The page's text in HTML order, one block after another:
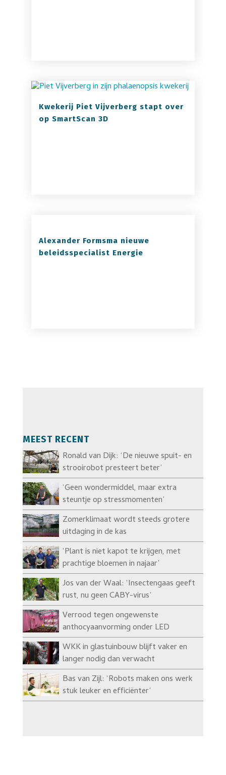
Kwekerij Piet Vijverberg stapt over
op SmartScan 3D
Alexander Formsma nieuwe
beleidsspecialist Energie
MEEST RECENT
Ronald van Dijk: ‘De nieuwe spuit- en
strooirobot presteert beter’
‘Geen wondermiddel, maar extra
steuntje op stressmomenten’
Zomerklimaat wordt steeds grotere
uitdaging in de kas
‘Plant is niet kapot te krijgen, met
prachtige bloemen in najaar’
Jos van der Waal: ‘Insectengaas geeft
rust, nu geen CABY-virus’
Verrood tegen ongewenste
anthocyaanvorming onder LED
WKK in glastuinbouw blijft vaker en
langer nodig dan verwacht
Bas van Zijl: ‘Robots maken ons werk
stuk leuker en efficiënter’